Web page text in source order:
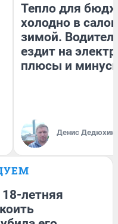
Тепло для
холодно в
зимой.
ездит на
плюсы и
Денис Дедюхин
летняя